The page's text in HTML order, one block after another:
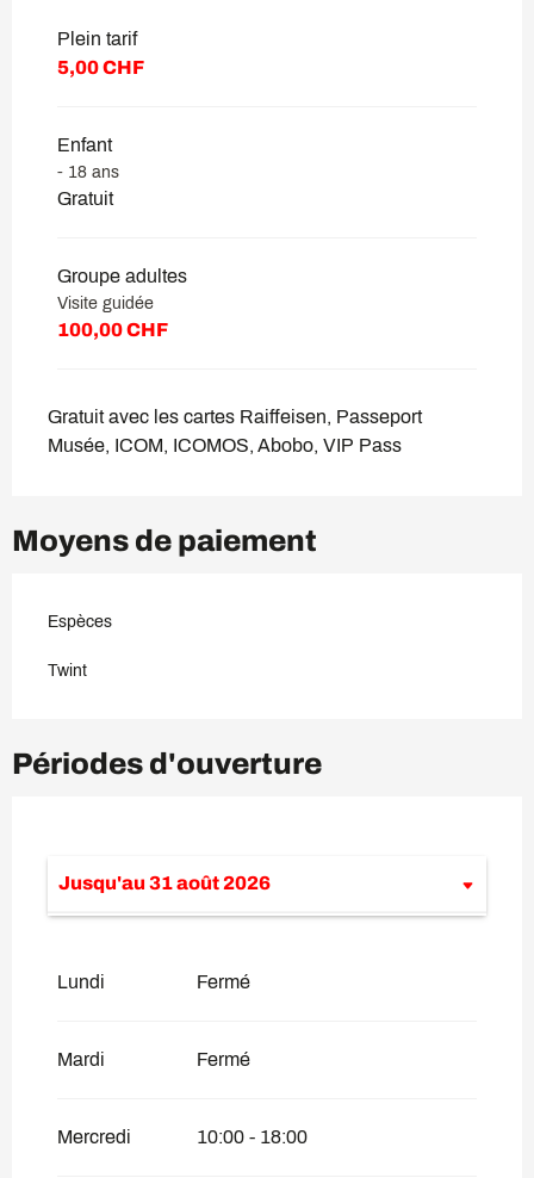
Du1 septembre 2026
Plein tarif
5,00 CHF
Enfant
- 18 ans
Gratuit
Groupe adultes
Visite guidée
100,00 CHF
Gratuit avec les cartes Raiffeisen, Passeport
Musée, ICOM, ICOMOS, Abobo, VIP Pass
Moyens de paiement
Espèces
Twint
Périodes d'ouverture
Jusqu'au 31 août 2026
Du1 septembre 2026
Lundi Fermé
Mardi Fermé
Mercredi 10:00 - 18:00